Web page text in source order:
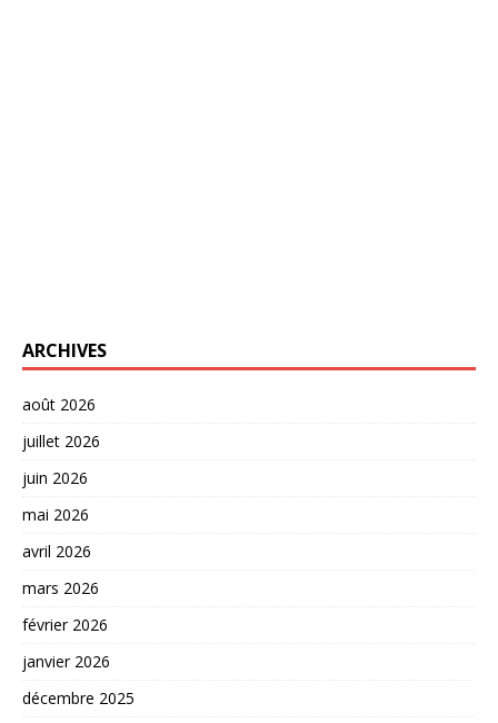
ARCHIVES
août 2026
juillet 2026
juin 2026
mai 2026
avril 2026
mars 2026
février 2026
janvier 2026
décembre 2025